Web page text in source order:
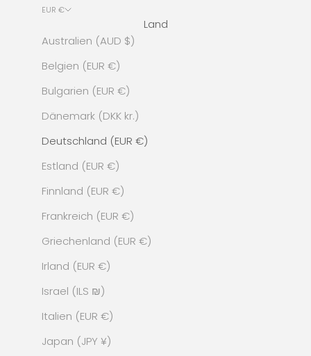
EUR €
Land
Australien (AUD $)
Belgien (EUR €)
Bulgarien (EUR €)
Dänemark (DKK kr.)
Deutschland (EUR €)
Estland (EUR €)
Finnland (EUR €)
Frankreich (EUR €)
Griechenland (EUR €)
Irland (EUR €)
Israel (ILS ₪)
Italien (EUR €)
Japan (JPY ¥)